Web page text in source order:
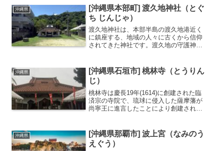
います。寺名の「球陽」は沖縄の古称に
由来し、沖縄の地に根...
沖縄県
[沖縄県本部町] 渡久地神社（とぐ
ち じんじゃ）
渡久地神社は、本部半島の渡久地港近く
に鎮座する、地域の人々に古くから信仰
されてきた神社です。渡久地の守護神で
ます。集落の中にありながら境内に一歩
足を踏み入れると、静かで落...
沖縄県
[沖縄県石垣市] 桃林寺（とうりん
じ）
桃林寺は慶長19年(1614)に創建された臨
済宗の寺院で、琉球に侵入した薩摩藩が
尚寧王に進言したことにより創建されま
知られます。日本最南端の寺院沖縄最古
の木造建築物山門...
沖縄県
[沖縄県那覇市] 波上宮（なみのう
えぐう）